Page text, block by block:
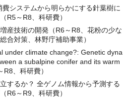
システムから明らかにする針葉樹に
R5～R8、科研費）
産技術の開発（R6～R8、花粉の少な
合対策、林野庁補助事業）
under climate change?: Genetic dyna
a subalpine conifer and its warm
、科研費）
するか？ 全ゲノム情報から予測する
R6～R9、科研費）